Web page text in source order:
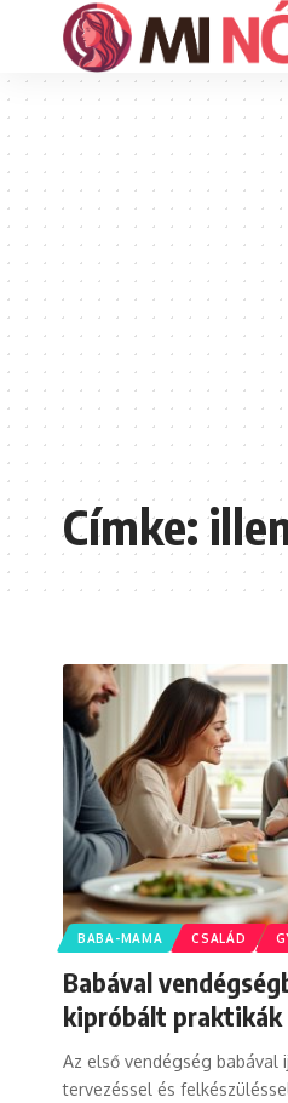
Címke:
BABA-MAMA CSALÁD
Babával
kipróbált praktikák
Az első vendégség babával
tervezéssel és